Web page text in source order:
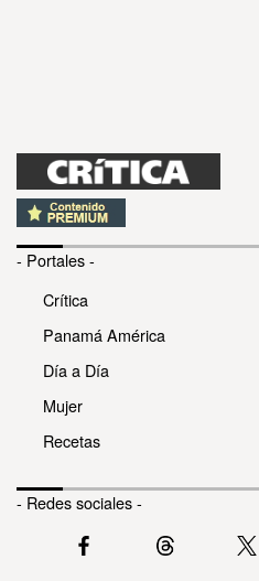
- Portales -
Crítica
Panamá América
Día a Día
Mujer
Recetas
- Redes sociales -